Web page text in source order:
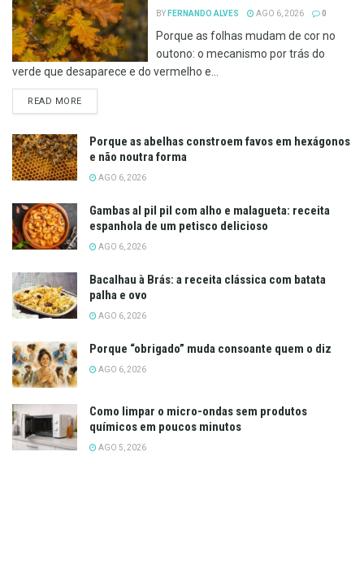
BY FERNANDO ALVES AGO 6, 2026 0
Porque as folhas mudam de cor no
outono: o mecanismo por trás do
verde que desaparece e do vermelho e...
READ MOREDETAILS
Porque as abelhas constroem favos em hexágonos
e não noutra forma
AGO 6, 2026
Gambas al pil pil com alho e malagueta: receita
espanhola de um petisco delicioso
AGO 6, 2026
Bacalhau à Brás: a receita clássica com batata
palha e ovo
AGO 6, 2026
Porque “obrigado” muda consoante quem o diz
AGO 6, 2026
Como limpar o micro-ondas sem produtos
químicos em poucos minutos
AGO 5, 2026